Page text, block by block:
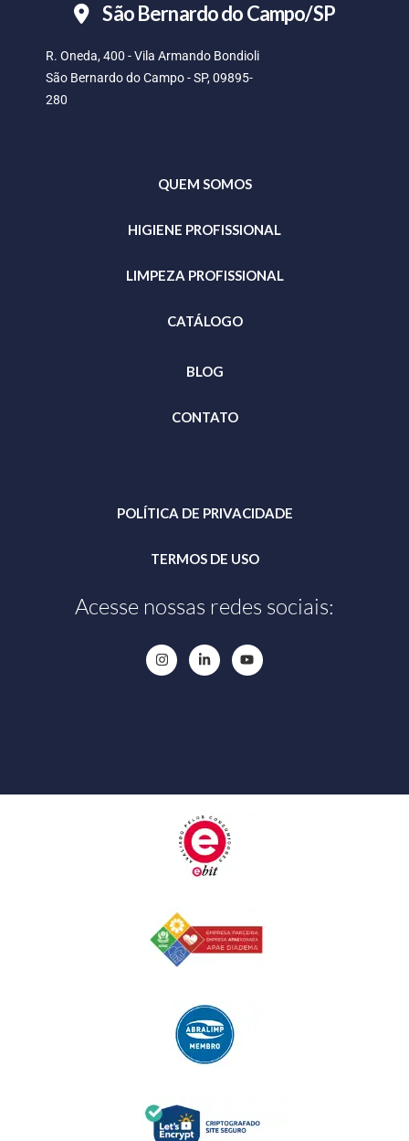
São Bernardo do Campo/SP
R. Oneda, 400 - Vila Armando Bondioli
São Bernardo do Campo - SP, 09895-
280
QUEM SOMOS
HIGIENE PROFISSIONAL
LIMPEZA PROFISSIONAL
CATÁLOGO
BLOG
CONTATO
POLÍTICA DE PRIVACIDADE
TERMOS DE USO
Acesse nossas redes sociais: